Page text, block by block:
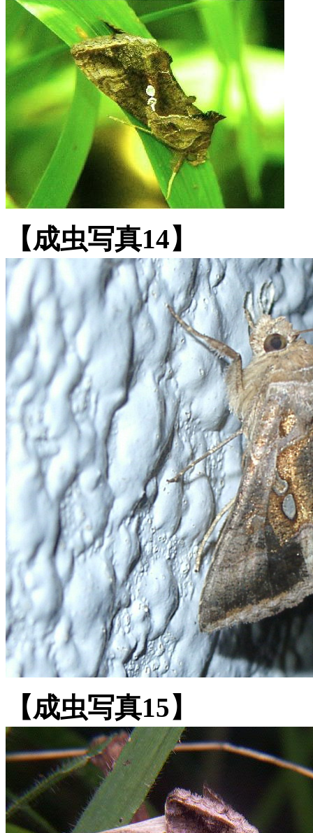
【成虫写真14】
【成虫写真15】